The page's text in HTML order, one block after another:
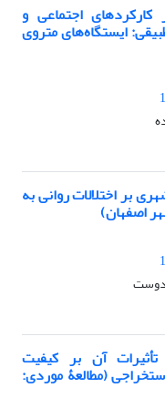
کارکردهای اجتماعی و
ایستگاه‌های متروی
بر اختلالات روانی به
اصفهان)
آن بر کیفیت
(مطالعۀ موردی: